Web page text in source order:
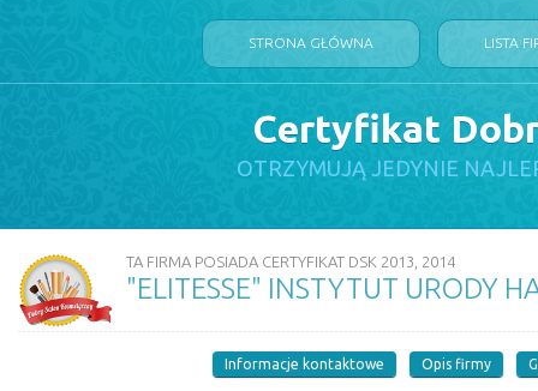
STRONA GŁÓWNA LISTA
Certyfikat
OTRZYMUJĄ JEDYNIE
TA FIRMA POSIADA CERTYFIKAT DSK 2013, 2014
"ELITESSE" INSTYTUT URODY
Informacje kontaktowe Opis firmy